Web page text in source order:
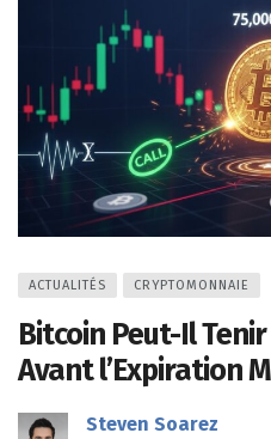
ACTUALITÉS CRYPTOMONNAIE
Bitcoin Peut-Il
Avant l’Expiration
Steven Soarez